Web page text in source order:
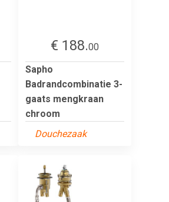
€ 188.00
Sapho
Badrandcombinatie 3-
gaats mengkraan
chroom
Douchezaak